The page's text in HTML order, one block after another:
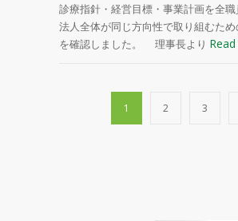
診療指針・経営目標・事業計画を全職
法人全体が同じ方向性で取り組むため
を確認しました。 理事長より
1 2 3